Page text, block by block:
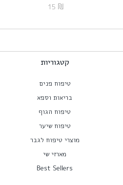
15 ₪
קטגוריות
טיפוח פנים
בריאות וספא
טיפוח הגוף
טיפוח שיער
מוצרי טיפוח לגבר
מארזי שי
Best Sellers